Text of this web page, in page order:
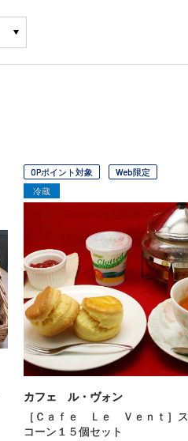
OPポイント対象
Web限定
冷蔵
カフェ ル・ヴォン
［Ｃａｆｅ Ｌｅ Ｖｅｎｔ］ス
コーン１５個セット